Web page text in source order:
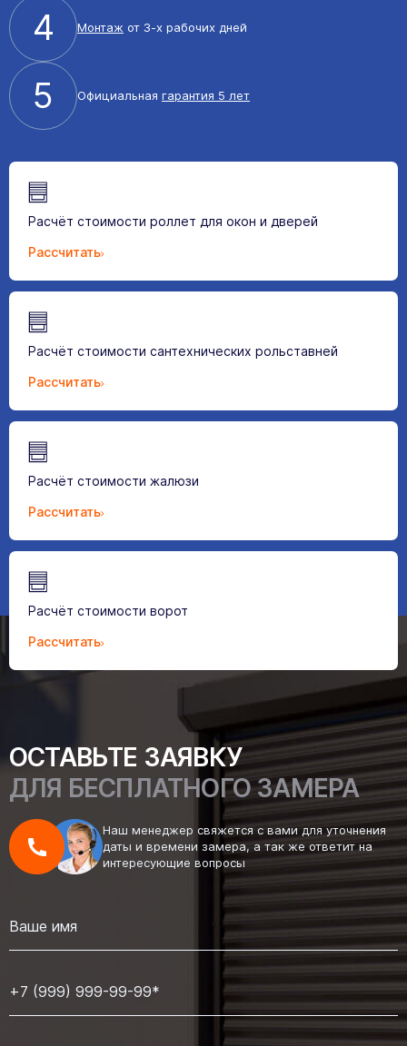
4 Монтаж от 3-х рабочих дней
5 Официальная гарантия 5 лет
Расчёт стоимости роллет для окон и дверей
Рассчитать
Расчёт стоимости сантехнических рольставней
Рассчитать
Расчёт стоимости жалюзи
Рассчитать
Расчёт стоимости ворот
Рассчитать
ОСТАВЬТЕ ЗАЯВКУ
ДЛЯ БЕСПЛАТНОГО ЗАМЕРА
Наш менеджер свяжется с вами для уточнения
даты и времени замера, а так же ответит на
интересующие вопросы